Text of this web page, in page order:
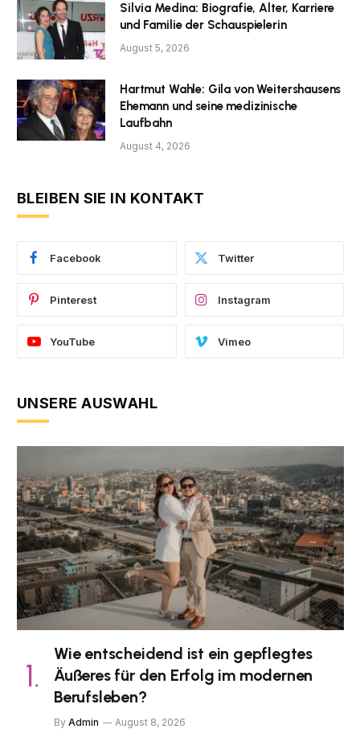
Silvia Medina: Biografie, Alter, Karriere
und Familie der Schauspielerin
August 5, 2026
Hartmut Wahle: Gila von Weitershausens
Ehemann und seine medizinische
Laufbahn
August 4, 2026
BLEIBEN SIE IN KONTAKT
Facebook Twitter
Pinterest Instagram
YouTube Vimeo
UNSERE AUSWAHL
Wie entscheidend ist ein gepflegtes
Äußeres für den Erfolg im modernen
Berufsleben?
By Admin August 8, 2026